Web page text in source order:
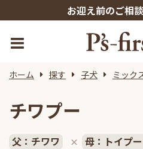
お迎え前のご相
ホーム 探す 子犬 ミック
チワプー
父：チワワ × 母：トイプ